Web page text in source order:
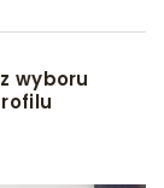
wyboru